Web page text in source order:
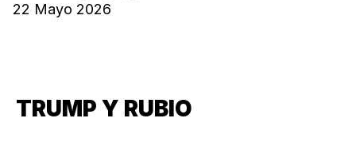
22 Mayo 2026
TRUMP Y RUBIO